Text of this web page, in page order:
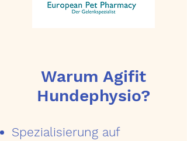
Warum Agifit
Hundephysio?
Spezialisierung auf